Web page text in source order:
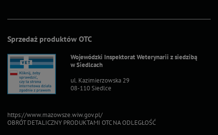
Sprzedaż produktów OTC
Wojewódzki Inspektorat Weterynarii z siedzibą
w Siedlcach
ul. Kazimierzowska 29
08-110 Siedlce
https://www.mazowsze.wiw.gov.pl/
OBRÓT DETALICZNY PRODUKTAMI OTC NA ODLEGŁOŚĆ